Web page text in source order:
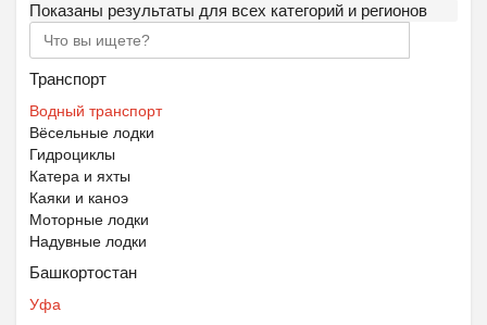
Показаны результаты для всех категорий и регионов
Транспорт
Водный транспорт
Вёсельные лодки
Гидроциклы
Катера и яхты
Каяки и каноэ
Моторные лодки
Надувные лодки
Башкортостан
Уфа